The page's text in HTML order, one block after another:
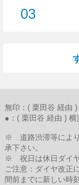
03
無印：( 栗田谷 経由 )
●：( 栗田谷 経由 ) 横
※ 道路渋滞等により
承下さい。
※ 祝日は休日ダイヤ
ご注意：ダイヤ改正
間前までに新しい時